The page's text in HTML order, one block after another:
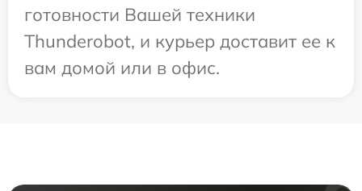
готовности Вашей техники
Thunderobot, и курьер доставит ее к
вам домой или в офис.